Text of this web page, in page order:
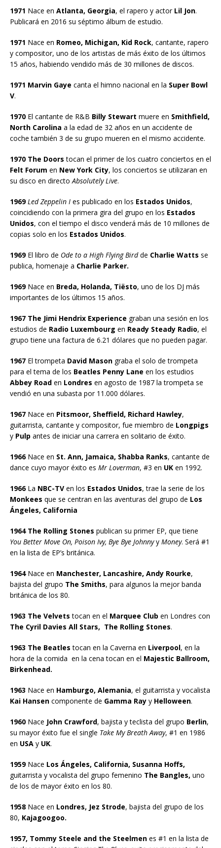
1971 Nace en Atlanta, Georgia, el rapero y actorLil Jon.
Publicará en 2016 su séptimo álbum de estudio.
1971 Nace en Romeo, Michigan, Kid Rock, cantante, rapero
y compositor, uno de los artistas de más éxito de los últimos
15 años, habiendo vendido más de 30 millones de discos.
1971 Marvin Gaye canta el himno nacional en la Super Bowl
V.
1970 El cantante de R&B Billy Stewart muere en Smithfield,
North Carolina a la edad de 32 años en un accidente de
coche también 3 de su grupo mueren en el mismo accidente.
1970 The Doors tocan el primer de los cuatro conciertos en el
Felt Forum en New York City, los conciertos se utilizaran en
su disco en directoAbsolutely Live.
1969 Led Zeppelin I es publicado en los Estados Unidos,
coincidiendo con la primera gira del grupo en los Estados
Unidos, con el tiempo el disco venderá más de 10 millones de
copias solo en los Estados Unidos.
1969El libro de Ode to a High Flying Birdde Charlie Watts se
publica, homenaje a Charlie Parker.
1969Nace en Breda, Holanda, Tiësto, uno de los DJ más
importantes de los últimos 15 años.
1967 The Jimi Hendrix Experience graban una sesión en los
estudios de Radio Luxembourg en Ready Steady Radio, el
grupo tiene una factura de 6.21 dólares que no pueden pagar.
1967 El trompeta David Mason graba el solo de trompeta
para el tema de los Beatles Penny Lane en los estudios
Abbey Road en Londres en agosto de 1987 la trompeta se
vendió en una subasta por 11.000 dólares.
1967 Nace en Pitsmoor, Sheffield, Richard Hawley,
guitarrista, cantante y compositor, fue miembro de Longpigs
y Pulp antes de iniciar una carrera en solitario de éxito.
1966Nace en St. Ann, Jamaica, Shabba Ranks, cantante de
dance cuyo mayor éxito es Mr Loverman, #3 en UK en 1992.
1966La NBC-TV en los Estados Unidos, trae la serie de los
Monkees que se centran en las aventuras del grupo de Los
Ángeles, California
1964 The Rolling Stones publican su primer EP, que tiene
You Better Move On, Poison Ivy, Bye Bye Johnnyy Money. Será #1
en la lista de EP’s británica.
1964Nace en Manchester, Lancashire, Andy Rourke,
bajista del grupo The Smiths, para algunos la mejor banda
británica de los 80.
1963 The Velvets tocan en el Marquee Club en Londres con
The Cyril Davies All Stars, The Rolling Stones.
1963 The Beatles tocan en la Caverna en Liverpool, en la
hora de la comida en la cena tocan en el Majestic Ballroom,
Birkenhead.
1963 Nace en Hamburgo, Alemania, el guitarrista y vocalista
Kai Hansen componente de Gamma Ray y Helloween.
1960 Nace John Crawford, bajista y teclista del grupo Berlin,
su mayor éxito fue el single Take My Breath Away, #1 en 1986
en USA y UK.
1959Nace Los Ángeles, California, Susanna Hoffs,
guitarrista y vocalista del grupo femenino The Bangles, uno
de los de mayor éxito en los 80.
1958 Nace en Londres, Jez Strode, bajista del grupo de los
80, Kajagoogoo.
1957, Tommy Steele and the Steelmen es #1 en la lista de